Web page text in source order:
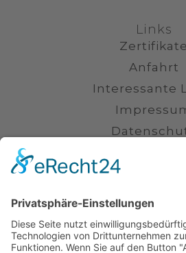
Links
Zertifikate
Anfahrt
Interessante
info@kanzlei-
Uhlandstraße 16,